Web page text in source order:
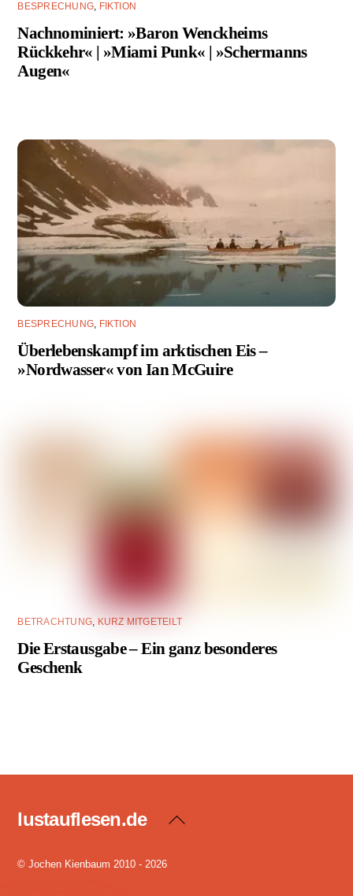
BESPRECHUNG, FIKTION
Nachnominiert: »Baron Wenckheims
Rückkehr« | »Miami Punk« | »Schermanns
Augen«
BESPRECHUNG, FIKTION
Überlebenskampf im arktischen Eis –
»Nordwasser« von Ian McGuire
BETRACHTUNG, KURZ MITGETEILT
Die Erstausgabe – Ein ganz besonderes
Geschenk
Back
lustauflesen.de
© Jochen Kienbaum 2010 - 2026